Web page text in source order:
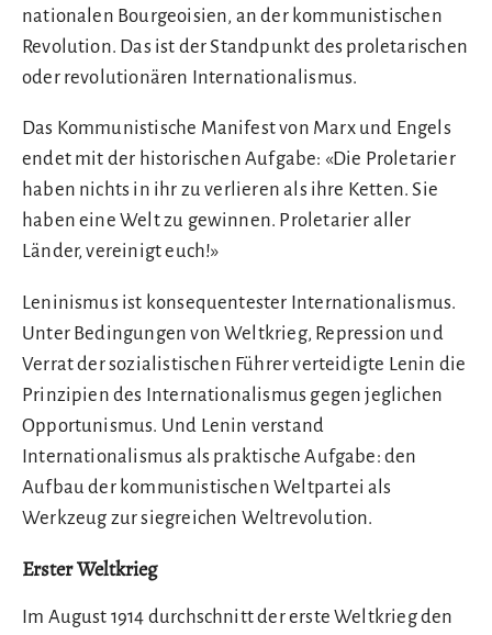
nationalen Bourgeoisien, an der kommunistischen
Revolution. Das ist der Standpunkt des proletarischen
oder revolutionären Internationalismus.
Das Kommunistische Manifest von Marx und Engels
endet mit der historischen Aufgabe: «Die Proletarier
haben nichts in ihr zu verlieren als ihre Ketten. Sie
haben eine Welt zu gewinnen. Proletarier aller
Länder, vereinigt euch!»
Leninismus ist konsequentester Internationalismus.
Unter Bedingungen von Weltkrieg, Repression und
Verrat der sozialistischen Führer verteidigte Lenin die
Prinzipien des Internationalismus gegen jeglichen
Opportunismus. Und Lenin verstand
Internationalismus als praktische Aufgabe: den
Aufbau der kommunistischen Weltpartei als
Werkzeug zur siegreichen Weltrevolution.
Erster Weltkrieg
Im August 1914 durchschnitt der erste Weltkrieg den